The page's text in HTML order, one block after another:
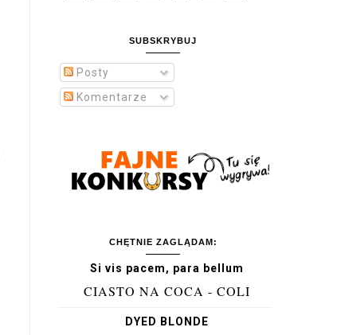
SUBSKRYBUJ
Posty
Komentarze
CHĘTNIE ZAGLĄDAM:
Si vis pacem, para bellum
CIASTO NA COCA - COLI
DYED BLONDE